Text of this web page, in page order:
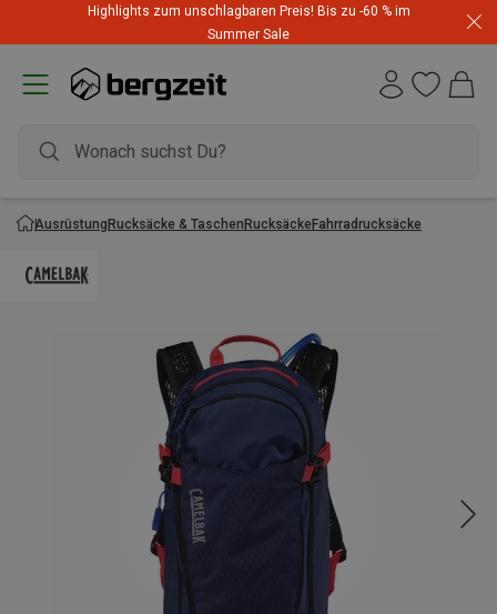
Highlights zum unschlagbaren Preis! Bis zu -60 % im
Summer Sale
AusrüstungRucksäcke & TaschenRucksäckeFahrradrucksäcke